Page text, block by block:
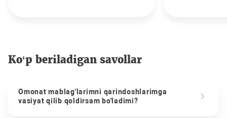
Ko‘p beriladigan savollar
Omonat mablag'larimni qarindoshlarimga
vasiyat qilib qoldirsam bo'ladimi?